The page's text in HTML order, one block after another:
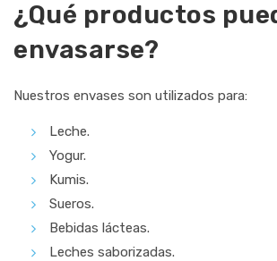
¿Qué productos
envasarse?
Nuestros envases son utilizados para:
Leche.
Yogur.
Kumis.
Sueros.
Bebidas lácteas.
Leches saborizadas.